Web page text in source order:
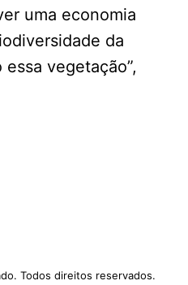
uma economia
da
vegetação”,
Todos direitos reservados.